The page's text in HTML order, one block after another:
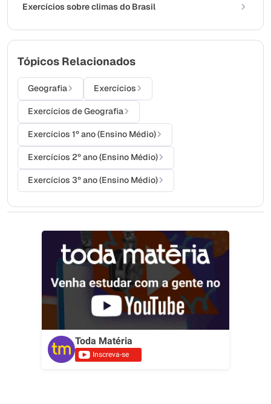
Exercícios sobre climas do Brasil
Tópicos Relacionados
Geografia Exercícios
Exercícios de Geografia
Exercícios 1º ano (Ensino Médio)
Exercícios 2º ano (Ensino Médio)
Exercícios 3º ano (Ensino Médio)
Toda Matéria
Inscreva-se